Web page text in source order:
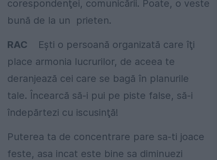
corespondenţei, comunicării. Poate, o veste
bună de la un prieten.
RAC
Eşti o persoană organizată care îţi
place armonia lucrurilor, de aceea te
deranjează cei care se bagă în planurile
tale. Încearcă să-i pui pe piste false, să-i
îndepărtezi cu iscusinţă!
Puterea ta de concentrare pare sa-ti joace
feste, asa incat este bine sa diminuezi